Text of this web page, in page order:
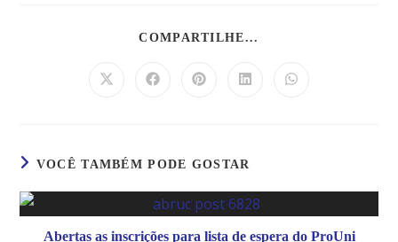
COMPARTILHE...
VOCÊ TAMBÉM PODE GOSTAR
Abertas as inscrições para lista de espera do ProUni